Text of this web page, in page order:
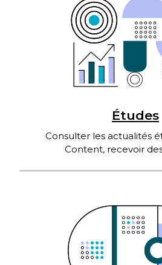
Études
Consulter les actualités
Content, recevoir